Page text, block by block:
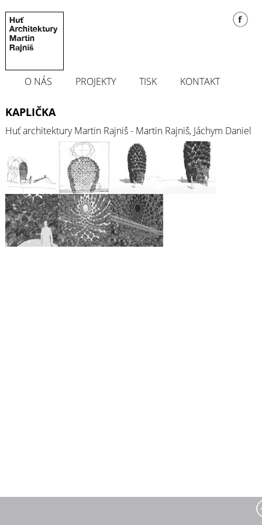
O NÁS PROJEKTY TISK KONTAKT
KAPLIČKA
Huť architektury Martin Rajniš - Martin Rajniš, Jáchym Daniel